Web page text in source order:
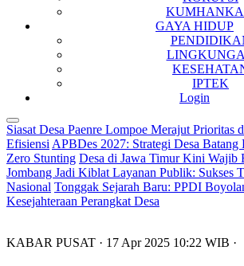
GAYA HIDUP
IPTEK
Login
Siasat Desa Paenre Lompoe Merajut Prioritas
Efisiensi APBDes 2027: Strategi Desa Batang
Zero Stunting Desa di Jawa Timur Kini Wajib
Jombang Jadi Kiblat Layanan Publik: Sukses
Nasional Tonggak Sejarah Baru: PPDI
Kesejahteraan Perangkat Desa
KABAR PUSAT · 17 Apr 2025 10:22 WIB ·